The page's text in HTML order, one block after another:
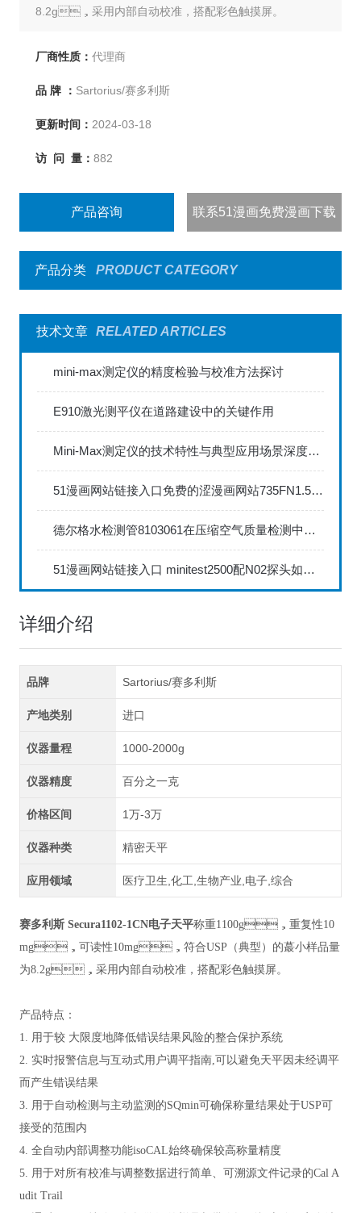
8.2g，采用内部自动校准，搭配彩色触摸屏。
厂商性质： 代理商
品 牌 ： Sartorius/赛多利斯
更新时间： 2024-03-18
访 问 量： 882
产品咨询 联系51漫画免费漫画下载
产品分类 PRODUCT CATEGORY
技术文章 RELATED ARTICLES
mini-max测定仪的精度检验与校准方法探讨
E910激光测平仪在道路建设中的关键作用
Mini-Max测定仪的技术特性与典型应用场景深度解读
51漫画网站链接入口免费的涩漫画网站735FN1.5正确的校准步骤
德尔格水检测管8103061在压缩空气质量检测中的应用
51漫画网站链接入口 minitest2500配N02探头如何两点校准？
详细介绍
品牌 Sartorius/赛多利斯
产地类别 进口
仪器量程 1000-2000g
仪器精度 百分之一克
价格区间 1万-3万
仪器种类 精密天平
应用领域 医疗卫生,化工,生物产业,电子,综合
赛多利斯 Secura1102-1CN电子天平称重1100g，重复性10
mg，可读性10mg，符合USP（典型）的蕞小样品量
为8.2g，采用内部自动校准，搭配彩色触摸屏。
产品特点：
1. 用于较 大限度地降低错误结果风险的整合保护系统
2. 实时报警信息与互动式用户调平指南,可以避免天平因未经调平
而产生错误结果
3. 用于自动检测与主动监测的SQmin可确保称量结果处于USP可
接受的范围内
4. 全自动内部调整功能isoCAL始终确保较高称量精度
5. 用于对所有校准与调整数据进行简单、可溯源文件记录的Cal A
udit Trail